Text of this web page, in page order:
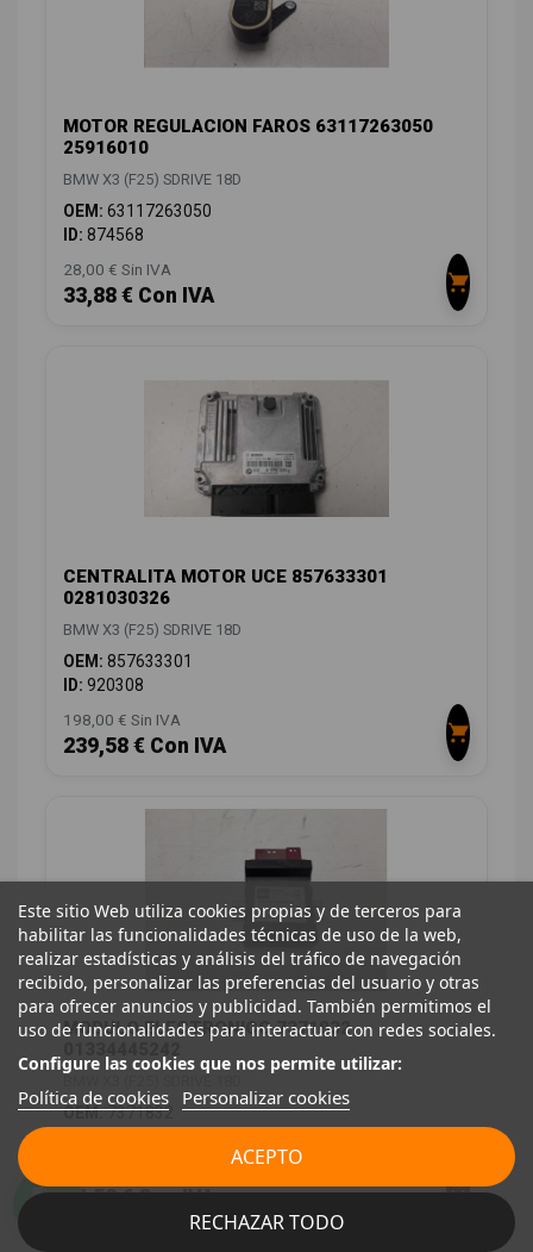
MOTOR REGULACION FAROS 63117263050
25916010
BMW X3 (F25) SDRIVE 18D
OEM: 63117263050
ID: 874568
28,00 € Sin IVA
33,88 € Con IVA
CENTRALITA MOTOR UCE 857633301
0281030326
BMW X3 (F25) SDRIVE 18D
OEM: 857633301
ID: 920308
198,00 € Sin IVA
239,58 € Con IVA
MODULO ELECTRONICO 7371832
OEM:7371832
14,52 € Con IVA
Este sitio Web utiliza cookies propias y de terceros para
habilitar las funcionalidades técnicas de uso de la web,
realizar estadísticas y análisis del tráfico de navegación
recibido, personalizar las preferencias del usuario y otras
para ofrecer anuncios y publicidad. También permitimos el
uso de funcionalidades para interactuar con redes sociales.
Configure las cookies que nos permite utilizar:
Política de cookies Personalizar cookies
RECHAZAR TODO
ACEPTO